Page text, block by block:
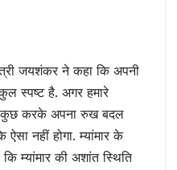
जयशंकर ने कहा कि अपनी
स्पष्ट है. अगर हमारे
कुछ करके अपना रुख बदल
नहीं होगा. म्यांमार के
म्यांमार की अशांत स्थिति